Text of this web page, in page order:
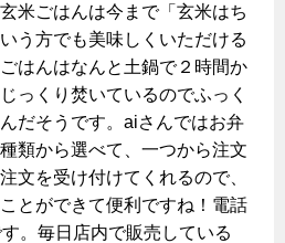
米ごはんは今まで「玄米はち
う方でも美味しくいただける
はんはなんと土鍋で２時間か
っくり焚いているのでふっく
だそうです。aiさんではお弁
類から選べて、一つから注文
文を受け付けてくれるので、
とができて便利ですね！電話
。毎日店内で販売している